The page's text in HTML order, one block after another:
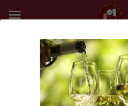
商品
所有商品分類
甜酒
舊世界
法國
新世界
商品分類
精選白酒 white wine
紅酒 red wine
白酒 white wine